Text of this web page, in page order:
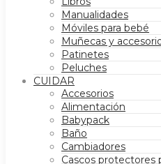
Manualidades
Móviles para bebé
Muñecas y
Patinetes
Peluches
CUIDAR
Accesorios
Alimentación
Babypack
Baño
Cambiadores
Cascos protectores